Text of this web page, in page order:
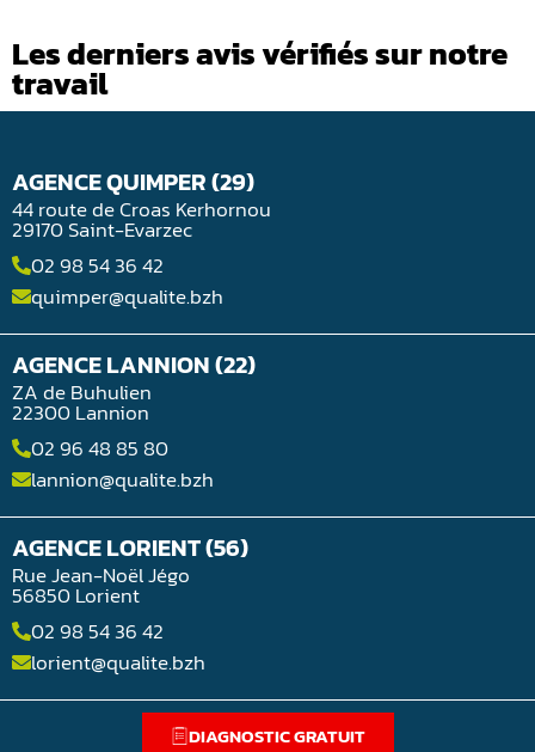
Les derniers avis vérifiés sur notre
travail
AGENCE QUIMPER (29)
44 route de Croas Kerhornou
29170 Saint-Evarzec
02 98 54 36 42
quimper@qualite.bzh
AGENCE LANNION (22)
ZA de Buhulien
22300 Lannion
02 96 48 85 80
lannion@qualite.bzh
AGENCE LORIENT (56)
Rue Jean-Noël Jégo
56850 Lorient
02 98 54 36 42
lorient@qualite.bzh
DIAGNOSTIC GRATUIT